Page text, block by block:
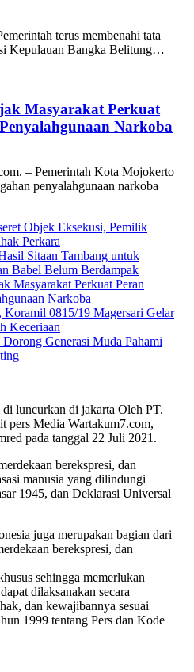
terus membenahi tata
Kepulauan Bangka Belitung…
Masyarakat Perkuat
Narkoba
– Pemerintah Kota Mojokerto
penyalahgunaan narkoba
Objek Eksekusi, Pemilik
Perkara
Sitaan Tambang untuk
Babel Belum Berdampak
Masyarakat Perkuat Peran
Narkoba
0815/19 Magersari Gelar
Keceriaan
Generasi Muda Pahami
luncurkan di jakarta Oleh PT.
pers Media Wartakum7.com,
pada tanggal 22 Juli 2021.
berekspresi, dan
manusia yang dilindungi
1945, dan Deklarasi Universal
juga merupakan bagian dari
berekspresi, dan
sehingga memerlukan
dilaksanakan secara
dan kewajibannya sesuai
1999 tentang Pers dan Kode